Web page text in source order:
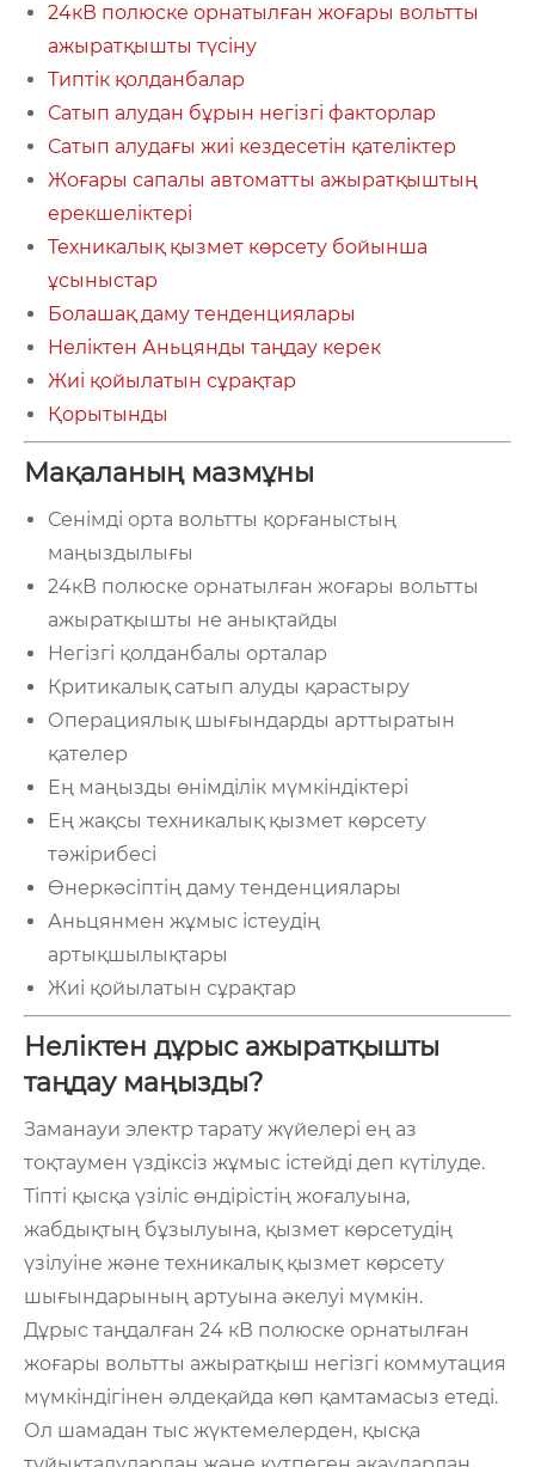
24кВ полюске орнатылған жоғары вольтты
ажыратқышты түсіну
Типтік қолданбалар
Сатып алудан бұрын негізгі факторлар
Сатып алудағы жиі кездесетін қателіктер
Жоғары сапалы автоматты ажыратқыштың
ерекшеліктері
Техникалық қызмет көрсету бойынша
ұсыныстар
Болашақ даму тенденциялары
Неліктен Аньцянды таңдау керек
Жиі қойылатын сұрақтар
Қорытынды
Мақаланың мазмұны
Сенімді орта вольтты қорғаныстың
маңыздылығы
24кВ полюске орнатылған жоғары вольтты
ажыратқышты не анықтайды
Негізгі қолданбалы орталар
Критикалық сатып алуды қарастыру
Операциялық шығындарды арттыратын
қателер
Ең маңызды өнімділік мүмкіндіктері
Ең жақсы техникалық қызмет көрсету
тәжірибесі
Өнеркәсіптің даму тенденциялары
Аньцянмен жұмыс істеудің
артықшылықтары
Жиі қойылатын сұрақтар
Неліктен дұрыс ажыратқышты
таңдау маңызды?
Заманауи электр тарату жүйелері ең аз
тоқтаумен үздіксіз жұмыс істейді деп күтілуде.
Тіпті қысқа үзіліс өндірістің жоғалуына,
жабдықтың бұзылуына, қызмет көрсетудің
үзілуіне және техникалық қызмет көрсету
шығындарының артуына әкелуі мүмкін.
Дұрыс таңдалған 24 кВ полюске орнатылған
жоғары вольтты ажыратқыш негізгі коммутация
мүмкіндігінен әлдеқайда көп қамтамасыз етеді.
Ол шамадан тыс жүктемелерден, қысқа